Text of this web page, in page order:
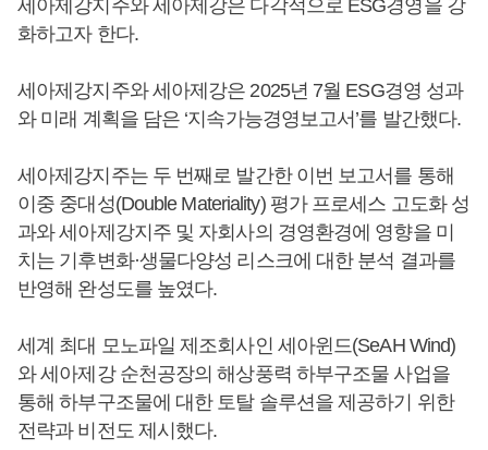
세아제강지주와 세아제강은 다각적으로 ESG경영을 강
화하고자 한다.
세아제강지주와 세아제강은 2025년 7월 ESG경영 성과
와 미래 계획을 담은 ‘지속가능경영보고서’를 발간했다.
세아제강지주는 두 번째로 발간한 이번 보고서를 통해
이중 중대성(Double Materiality) 평가 프로세스 고도화 성
과와 세아제강지주 및 자회사의 경영환경에 영향을 미
치는 기후변화·생물다양성 리스크에 대한 분석 결과를
반영해 완성도를 높였다.
세계 최대 모노파일 제조회사인 세아윈드(SeAH Wind)
와 세아제강 순천공장의 해상풍력 하부구조물 사업을
통해 하부구조물에 대한 토탈 솔루션을 제공하기 위한
전략과 비전도 제시했다.